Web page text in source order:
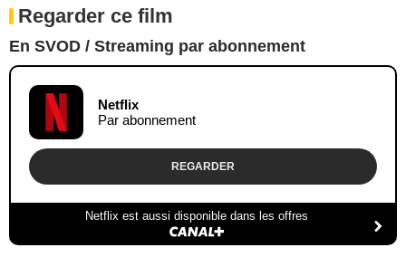
Regarder ce film
En SVOD / Streaming par abonnement
Netflix
Par abonnement
REGARDER
Netflix est aussi disponible dans les offres